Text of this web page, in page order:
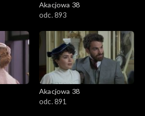
Akacjowa 38
odc. 893
Akacjowa 38
odc. 891